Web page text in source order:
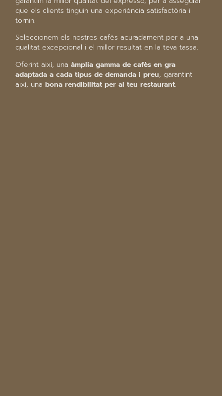
que els clients tinguin una experiència satisfactòria i
tornin.
Seleccionem els nostres cafès acuradament per a una
qualitat excepcional i el millor resultat en la teva tassa.
Oferint així, unaàmplia gamma de cafès en gra
adaptada a cada tipus de demanda i preu, garantint
així, unabona rendibilitat per al teu restaurant.